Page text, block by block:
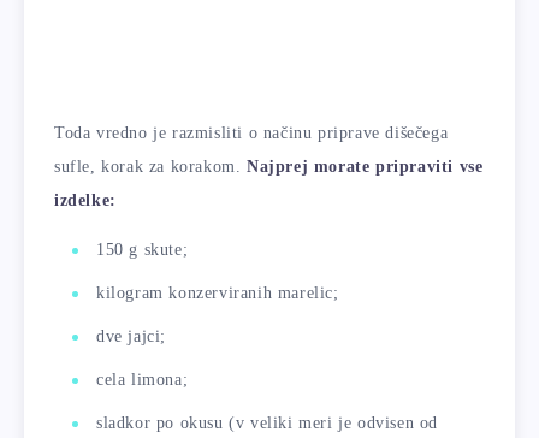
Toda vredno je razmisliti o načinu priprave dišečega
sufle, korak za korakom. Najprej morate pripraviti vse
izdelke:
150 g skute;
kilogram konzerviranih marelic;
dve jajci;
cela limona;
sladkor po okusu (v veliki meri je odvisen od